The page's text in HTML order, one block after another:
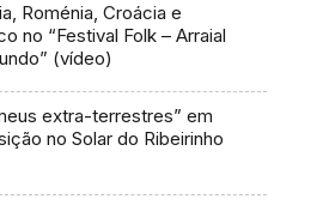
Roménia, Croácia e
no “Festival Folk – Arraial
(vídeo)
extra-terrestres” em
no Solar do Ribeirinho